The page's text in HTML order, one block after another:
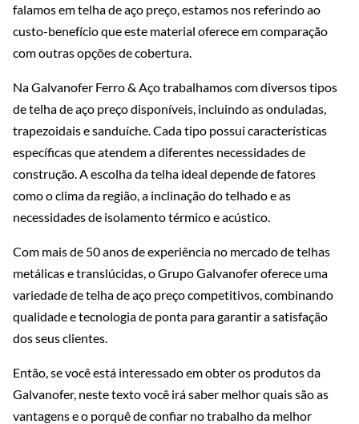
falamos em telha de aço preço, estamos nos referindo ao
custo-benefício que este material oferece em comparação
com outras opções de cobertura.
Na Galvanofer Ferro & Aço trabalhamos com diversos tipos
de telha de aço preço disponíveis, incluindo as onduladas,
trapezoidais e sanduíche. Cada tipo possui características
específicas que atendem a diferentes necessidades de
construção. A escolha da telha ideal depende de fatores
como o clima da região, a inclinação do telhado e as
necessidades de isolamento térmico e acústico.
Com mais de 50 anos de experiência no mercado de telhas
metálicas e translúcidas, o Grupo Galvanofer oferece uma
variedade de telha de aço preço competitivos, combinando
qualidade e tecnologia de ponta para garantir a satisfação
dos seus clientes.
Então, se você está interessado em obter os produtos da
Galvanofer, neste texto você irá saber melhor quais são as
vantagens e o porquê de confiar no trabalho da melhor